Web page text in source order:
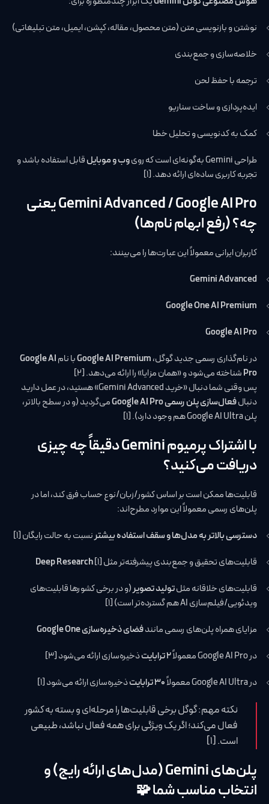
نوشتن و بازنویسی متن (متن محصول، مقاله، کپشن، ایمیل، متن تبلیغاتی)
خلاصه‌سازی و جمع‌بندی
ترجمه با حفظ لحن
ایده‌پردازی و ساخت سناریو
کمک به کدنویسی و تحلیل خطا
طراحی Gemini به‌گونه‌ای است که روی
وب و موبایلقابل استفاده باشد و
تجربه کاربری ساده‌ای ارائه دهد. [1]
Gemini Advanced / Google AI Pro یعنی
چه؟ (رفع ابهام نام‌ها)
کاربران ایرانی معمولاً این عبارت‌ها را می‌بینند:
Gemini Advanced
Google One AI Premium
Google AI Pro
در نام‌گذاری رسمی جدید گوگل،Google AI Premiumبا نامGoogle AI
Proشناخته می‌شود و «همان مزایا» را ارائه می‌دهد. [2]
پس وقتی شما دنبال «خرید Gemini Advanced» هستید، در عمل دارید
دنبالفعال‌سازی پلن رسمی Google AI Pro
می‌گردید (و در سطح بالاتر،
پلن Google AI Ultra هم وجود دارد). [1]
با اشتراک پرمیوم Gemini دقیقاً چه چیزی
دریافت می‌کنید؟
قابلیت‌ها ممکن است بر اساس کشور/زبان/نوع حساب فرق کند، اما در
پلن‌های رسمی معمولاً این موارد مطرح‌اند:
دسترسی بالاتر به مدل‌ها و سقف استفاده بیشترنسبت به حالت رایگان [1]
قابلیت‌های تحقیق و جمع‌بندی پیشرفته‌تر مثل
Deep Research[1]
قابلیت‌های خلاقانه مثلتولید تصویر(و در برخی کشورها قابلیت‌های
ویدئویی/فیلم‌سازی AI هم گسترده‌تر است) [1]
مزایای همراه پلن‌های رسمی مانندفضای ذخیره‌سازی Google One
در Google AI Pro معمولاً
۲ ترابایت
ذخیره‌سازی ارائه می‌شود [3]
در Google AI Ultra معمولاً
۳۰ ترابایت ذخیره‌سازی ارائه می‌شود [1]
نکته مهم: گوگل برخی قابلیت‌ها را مرحله‌ای و بسته به کشور
فعال می‌کند؛ اگر یک ویژگی برای همه فعال نباشد، طبیعی
است. [1]
پلن‌های Gemini (مدل‌های ارائه رایج) و
انتخاب مناسب شما 🧩